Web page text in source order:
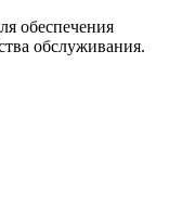
обеспечения
обслуживания.